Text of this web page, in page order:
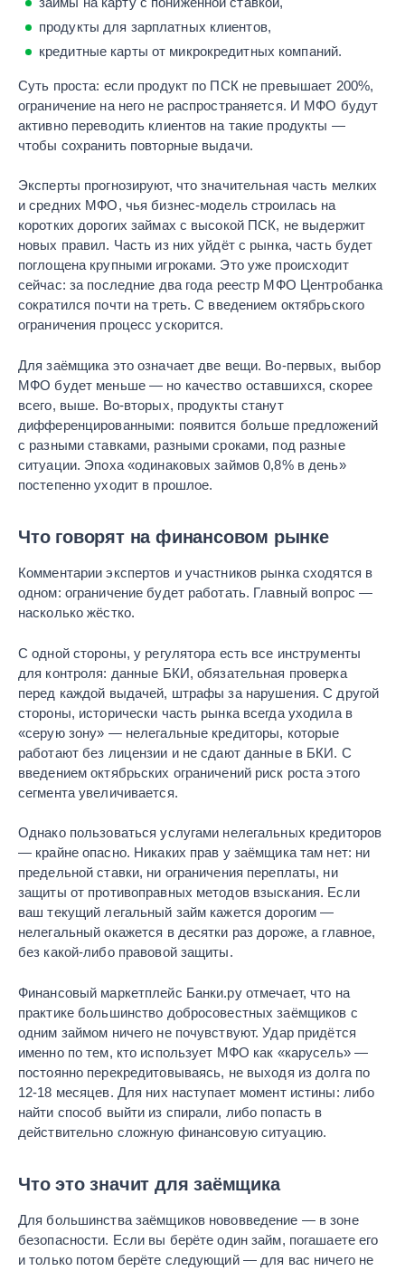
продукты для зарплатных клиентов,
кредитные карты от микрокредитных компаний.
Суть проста: если продукт по ПСК не превышает 200%,
ограничение на него не распространяется. И МФО будут
активно переводить клиентов на такие продукты —
чтобы сохранить повторные выдачи.
Эксперты прогнозируют, что значительная часть мелких
и средних МФО, чья бизнес-модель строилась на
коротких дорогих займах с высокой ПСК, не выдержит
новых правил. Часть из них уйдёт с рынка, часть будет
поглощена крупными игроками. Это уже происходит
сейчас: за последние два года реестр МФО Центробанка
сократился почти на треть. С введением октябрьского
ограничения процесс ускорится.
Для заёмщика это означает две вещи. Во-первых, выбор
МФО будет меньше — но качество оставшихся, скорее
всего, выше. Во-вторых, продукты станут
дифференцированными: появится больше предложений
с разными ставками, разными сроками, под разные
ситуации. Эпоха «одинаковых займов 0,8% в день»
постепенно уходит в прошлое.
Что говорят на финансовом рынке
Комментарии экспертов и участников рынка сходятся в
одном: ограничение будет работать. Главный вопрос —
насколько жёстко.
С одной стороны, у регулятора есть все инструменты
для контроля: данные БКИ, обязательная проверка
перед каждой выдачей, штрафы за нарушения. С другой
стороны, исторически часть рынка всегда уходила в
«серую зону» — нелегальные кредиторы, которые
работают без лицензии и не сдают данные в БКИ. С
введением октябрьских ограничений риск роста этого
сегмента увеличивается.
Однако пользоваться услугами нелегальных кредиторов
— крайне опасно. Никаких прав у заёмщика там нет: ни
предельной ставки, ни ограничения переплаты, ни
защиты от противоправных методов взыскания. Если
ваш текущий легальный займ кажется дорогим —
нелегальный окажется в десятки раз дороже, а главное,
без какой-либо правовой защиты.
Финансовый маркетплейс Банки.ру отмечает, что на
практике большинство добросовестных заёмщиков с
одним займом ничего не почувствуют. Удар придётся
именно по тем, кто использует МФО как «карусель» —
постоянно перекредитовываясь, не выходя из долга по
12-18 месяцев. Для них наступает момент истины: либо
найти способ выйти из спирали, либо попасть в
действительно сложную финансовую ситуацию.
Что это значит для заёмщика
Для большинства заёмщиков нововведение — в зоне
безопасности. Если вы берёте один займ, погашаете его
и только потом берёте следующий — для вас ничего не